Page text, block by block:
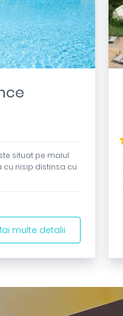
situat pe malul
cu nisip distinsa cu
multe detalii